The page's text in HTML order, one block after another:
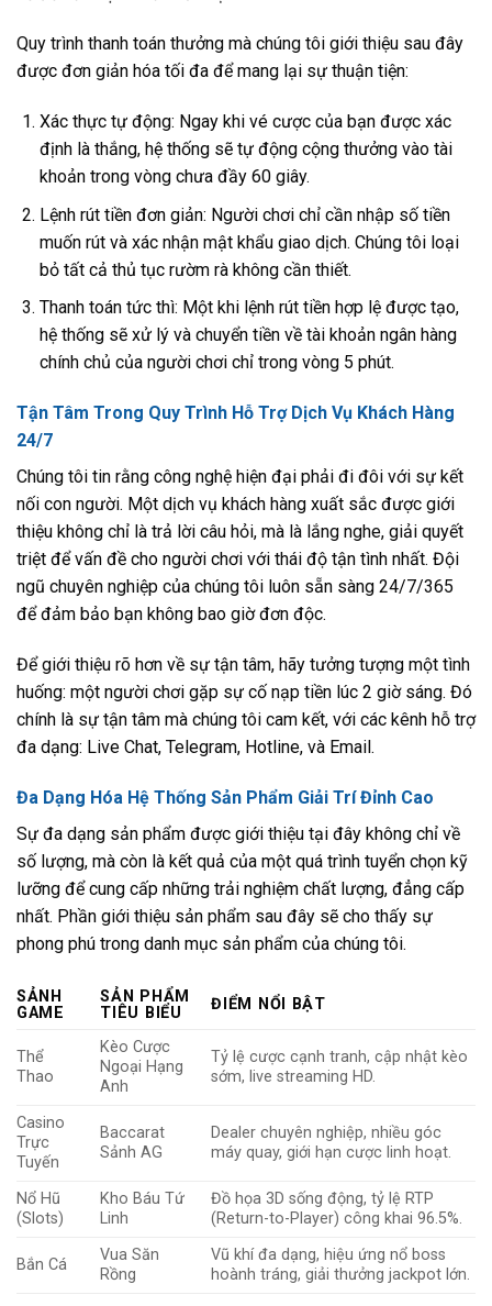
Quy trình thanh toán thưởng mà chúng tôi giới thiệu sau đây
được đơn giản hóa tối đa để mang lại sự thuận tiện:
Xác thực tự động: Ngay khi vé cược của bạn được xác
định là thắng, hệ thống sẽ tự động cộng thưởng vào tài
khoản trong vòng chưa đầy 60 giây.
Lệnh rút tiền đơn giản: Người chơi chỉ cần nhập số tiền
muốn rút và xác nhận mật khẩu giao dịch. Chúng tôi loại
bỏ tất cả thủ tục rườm rà không cần thiết.
Thanh toán tức thì: Một khi lệnh rút tiền hợp lệ được tạo,
hệ thống sẽ xử lý và chuyển tiền về tài khoản ngân hàng
chính chủ của người chơi chỉ trong vòng 5 phút.
Tận Tâm Trong Quy Trình Hỗ Trợ Dịch Vụ Khách Hàng
24/7
Chúng tôi tin rằng công nghệ hiện đại phải đi đôi với sự kết
nối con người. Một dịch vụ khách hàng xuất sắc được giới
thiệu không chỉ là trả lời câu hỏi, mà là lắng nghe, giải quyết
triệt để vấn đề cho người chơi với thái độ tận tình nhất. Đội
ngũ chuyên nghiệp của chúng tôi luôn sẵn sàng 24/7/365
để đảm bảo bạn không bao giờ đơn độc.
Để giới thiệu rõ hơn về sự tận tâm, hãy tưởng tượng một tình
huống: một người chơi gặp sự cố nạp tiền lúc 2 giờ sáng. Đó
chính là sự tận tâm mà chúng tôi cam kết, với các kênh hỗ trợ
đa dạng: Live Chat, Telegram, Hotline, và Email.
Đa Dạng Hóa Hệ Thống Sản Phẩm Giải Trí Đỉnh Cao
Sự đa dạng sản phẩm được giới thiệu tại đây không chỉ về
số lượng, mà còn là kết quả của một quá trình tuyển chọn kỹ
lưỡng để cung cấp những trải nghiệm chất lượng, đẳng cấp
nhất. Phần giới thiệu sản phẩm sau đây sẽ cho thấy sự
phong phú trong danh mục sản phẩm của chúng tôi.
SẢNH
GAME
SẢN PHẨM
TIÊU BIỂU
ĐIỂM NỔI BẬT
Thể
Thao
Kèo Cược
Ngoại Hạng
Anh
Tỷ lệ cược cạnh tranh, cập nhật kèo
sớm, live streaming HD.
Casino
Trực
Tuyến
Baccarat
Sảnh AG
Dealer chuyên nghiệp, nhiều góc
máy quay, giới hạn cược linh hoạt.
Nổ Hũ
(Slots)
Kho Báu Tứ
Linh
Đồ họa 3D sống động, tỷ lệ RTP
(Return-to-Player) công khai 96.5%.
Bắn Cá
Vua Săn
Rồng
Vũ khí đa dạng, hiệu ứng nổ boss
hoành tráng, giải thưởng jackpot lớn.